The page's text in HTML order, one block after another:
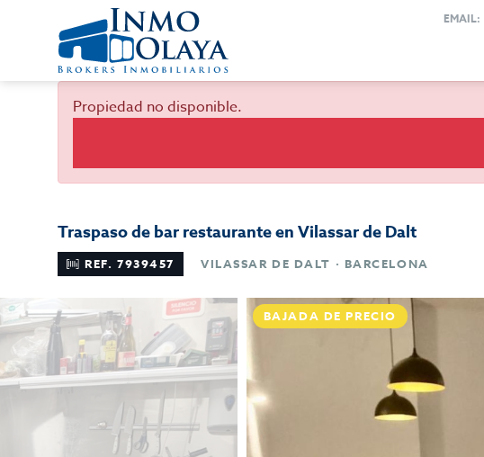
EMAIL:
Propiedad no disponible.
Traspaso de bar restaurante en Vilassar de Dalt
REF. 7939457 VILASSAR DE DALT · BARCELONA
BAJADA DE PRECIO